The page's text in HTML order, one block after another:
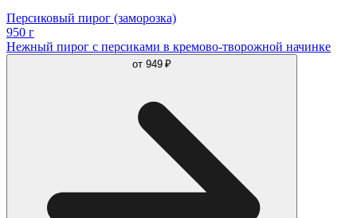
Персиковый пирог (заморозка)
950 г
Нежный пирог с персиками в кремово-творожной начинке
от 949 ₽